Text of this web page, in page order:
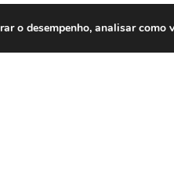
o desempenho, analisar como